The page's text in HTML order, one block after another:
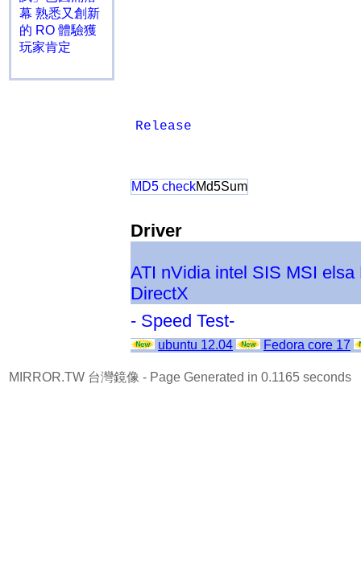
幕 熟悉又創新
的 RO 體驗獲
玩家肯定
Release
MD5 checkMd5Sum
Driver
ATI nVidia intel SIS MSI elsa
DirectX
- Speed Test-
ubuntu 12.04 Fedora core 17
MIRROR.TW 台灣鏡像 - Page Generated in 0.1165 seconds